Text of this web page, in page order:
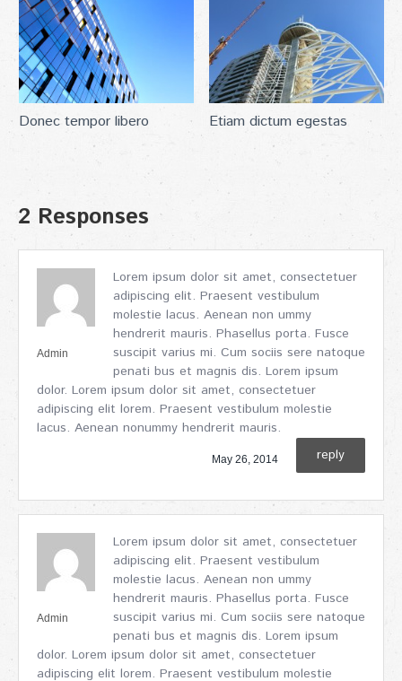
Donec tempor libero Etiam dictum egestas
2 Responses
Admin
Lorem ipsum dolor sit amet, consectetuer
adipiscing elit. Praesent vestibulum
molestie lacus. Aenean non ummy
hendrerit mauris. Phasellus porta. Fusce
suscipit varius mi. Cum sociis sere natoque
penati bus et magnis dis. Lorem ipsum
dolor. Lorem ipsum dolor sit amet, consectetuer
adipiscing elit lorem. Praesent vestibulum molestie
lacus. Aenean nonummy hendrerit mauris.
reply
May 26, 2014
Admin
Lorem ipsum dolor sit amet, consectetuer
adipiscing elit. Praesent vestibulum
molestie lacus. Aenean non ummy
hendrerit mauris. Phasellus porta. Fusce
suscipit varius mi. Cum sociis sere natoque
penati bus et magnis dis. Lorem ipsum
dolor. Lorem ipsum dolor sit amet, consectetuer
adipiscing elit lorem. Praesent vestibulum molestie